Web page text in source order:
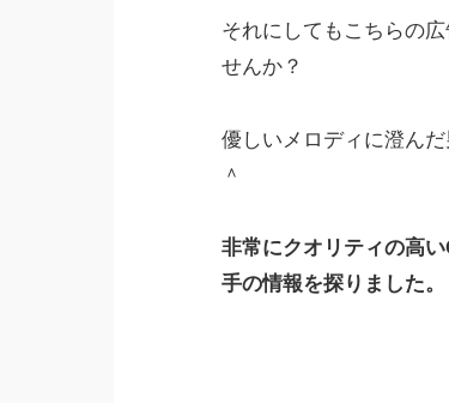
それにしてもこちらの
せんか？
優しいメロディに澄ん
＾
非常にクオリティの高
手の情報を探りました。